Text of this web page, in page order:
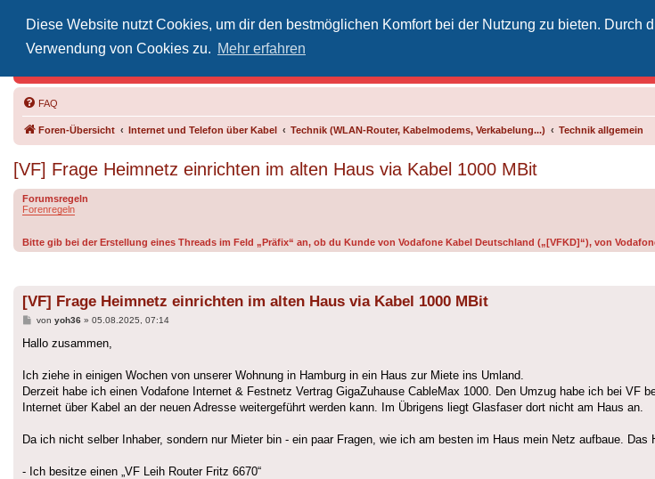
Diese Website nutzt Cookies, um dir den bestmöglichen Komfort bei der Nutzung zu bieten. Durch
Verwendung von Cookies zu. Mehr erfahren
FAQ
Foren-Übersicht Internet und Telefon über Kabel Technik (WLAN-Router, Kabelmodems, Verkabelung...) Technik allgemein
[VF] Frage Heimnetz einrichten im alten Haus via Kabel 1000 MBit
Forumsregeln
Forenregeln
Bitte gib bei der Erstellung eines Threads im Feld „Präfix“ an, ob du Kunde von Vodafone Kabel Deutschland („[VFKD]“), von
[VF] Frage Heimnetz einrichten im alten Haus via Kabel 1000 MBit
Beitrag
von yoh36» 05.08.2025, 07:14
Hallo zusammen,
Ich ziehe in einigen Wochen von unserer Wohnung in Hamburg in ein Haus zur Miete ins Umland.
Derzeit habe ich einen Vodafone Internet & Festnetz Vertrag GigaZuhause CableMax 1000. Den Umzug habe ich bei VF
Internet über Kabel an der neuen Adresse weitergeführt werden kann. Im Übrigens liegt Glasfaser dort nicht am Haus an.
Da ich nicht selber Inhaber, sondern nur Mieter bin - ein paar Fragen, wie ich am besten im Haus mein Netz aufbaue.
- Ich besitze einen „VF Leih Router Fritz 6670“